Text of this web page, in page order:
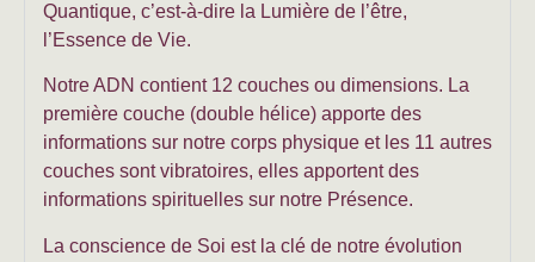
Quantique, c’est-à-dire la Lumière de l’être,
l’Essence de Vie.
Notre ADN contient 12 couches ou dimensions. La
première couche (double hélice) apporte des
informations sur notre corps physique et les 11 autres
couches sont vibratoires, elles apportent des
informations spirituelles sur notre Présence.
La conscience de Soi est la clé de notre évolution